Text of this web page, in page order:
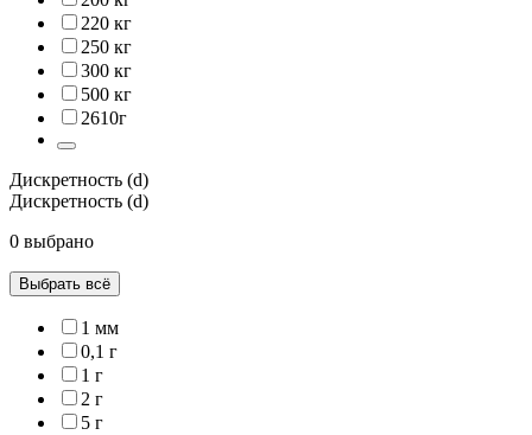
220 кг
250 кг
300 кг
500 кг
2610г
Дискретность (d)
Дискретность (d)
0 выбрано
Выбрать всё
1 мм
0,1 г
1 г
2 г
5 г